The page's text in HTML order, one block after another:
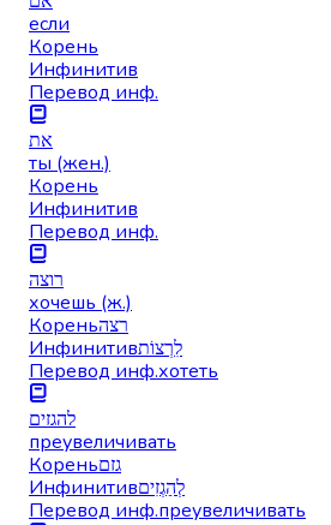
если
Корень
Инфинитив
Перевод инф.
את
ты (жен.)
Корень
Инфинитив
Перевод инф.
רוצה
хочешь (ж.)
Кореньרצה
Инфинитивלִרְצוֹת
Перевод инф.хотеть
להגזים
преувеличивать
Кореньגזם
Инфинитивלְהַגְזִים
Перевод инф.преувеличивать